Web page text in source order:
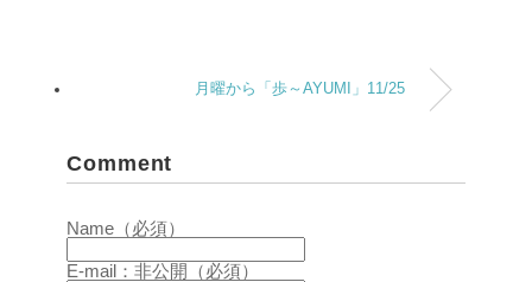
月曜から「歩～AYUMI」11/25
Comment
Name（必須）
E-mail：非公開（必須）